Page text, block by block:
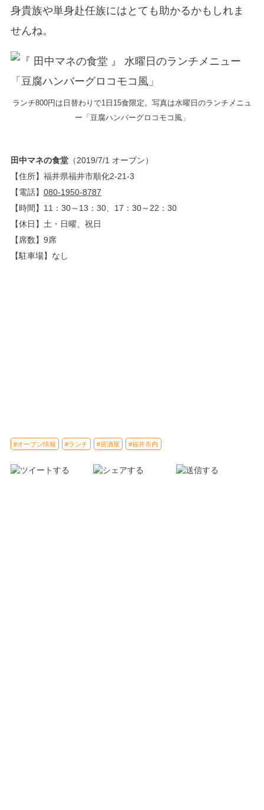
身貴族や単身赴任族にはとても助かるかもしれま
せんね。
ランチ800円は日替わりで1日15食限定。写真は水曜日のランチメニュ
ー「豆腐ハンバーグロコモコ風」
田中マネの食堂（2019/7/1 オープン）
【住所】福井県福井市順化2-21-3
【電話】 080-1950-8787
【時間】11：30～13：30、17：30～22：30
【休日】土・日曜、祝日
【席数】9席
【駐車場】なし
#オープン情報 #ランチ #居酒屋 #福井市内